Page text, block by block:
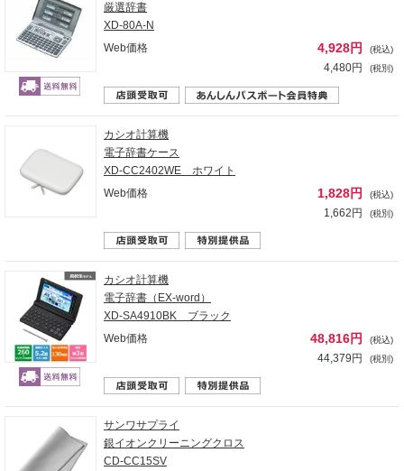
厳選辞書
XD-80A-N
Web価格
4,928円 (税込)
4,480円 (税別)
カシオ計算機
電子辞書ケース
XD-CC2402WE ホワイト
Web価格
1,828円 (税込)
1,662円 (税別)
カシオ計算機
電子辞書（EX-word）
XD-SA4910BK ブラック
Web価格
48,816円 (税込)
44,379円 (税別)
サンワサプライ
銀イオンクリーニングクロス
CD-CC15SV